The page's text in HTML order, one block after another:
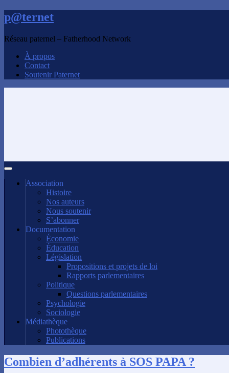
p@ternet
Réseau paternel – Fatherhood Network
À propos
Contact
Soutenir Paternet
Association
Histoire
Nos auteurs
Nous soutenir
S’abonner
Documentation
Économie
Éducation
Législation
Propositions et projets de loi
Rapports parlementaires
Politique
Questions parlementaires
Psychologie
Sociologie
Médiathèque
Photothèque
Publications
Combien d’adhérents à SOS PAPA ?